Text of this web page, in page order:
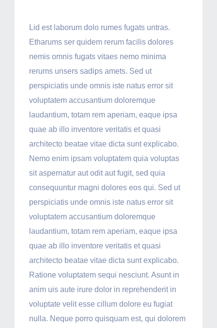
Lid est laborum dolo rumes fugats untras.
Etharums ser quidem rerum facilis dolores
nemis omnis fugats vitaes nemo minima
rerums unsers sadips amets. Sed ut
perspiciatis unde omnis iste natus error sit
voluptatem accusantium doloremque
laudantium, totam rem aperiam, eaque ipsa
quae ab illo inventore veritatis et quasi
architecto beatae vitae dicta sunt explicabo.
Nemo enim ipsam voluptatem quia voluptas
sit aspernatur aut odit aut fugit, sed quia
consequuntur magni dolores eos qui. Sed ut
perspiciatis unde omnis iste natus error sit
voluptatem accusantium doloremque
laudantium, totam rem aperiam, eaque ipsa
quae ab illo inventore veritatis et quasi
architecto beatae vitae dicta sunt explicabo.
Ratione voluptatem sequi nesciunt. Asunt in
anim uis aute irure dolor in reprehenderit in
voluptate velit esse cillum dolore eu fugiat
nulla. Neque porro quisquam est, qui dolorem